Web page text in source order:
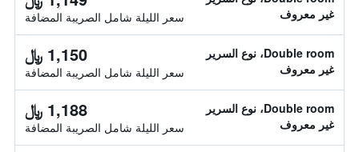
غير معروف
سعر الليلة شامل الصريبة المضافة
Double room، نوع السرير
غير معروف
1,150 ﷼
سعر الليلة شامل الصريبة المضافة
Double room، نوع السرير
غير معروف
1,188 ﷼
سعر الليلة شامل الصريبة المضافة